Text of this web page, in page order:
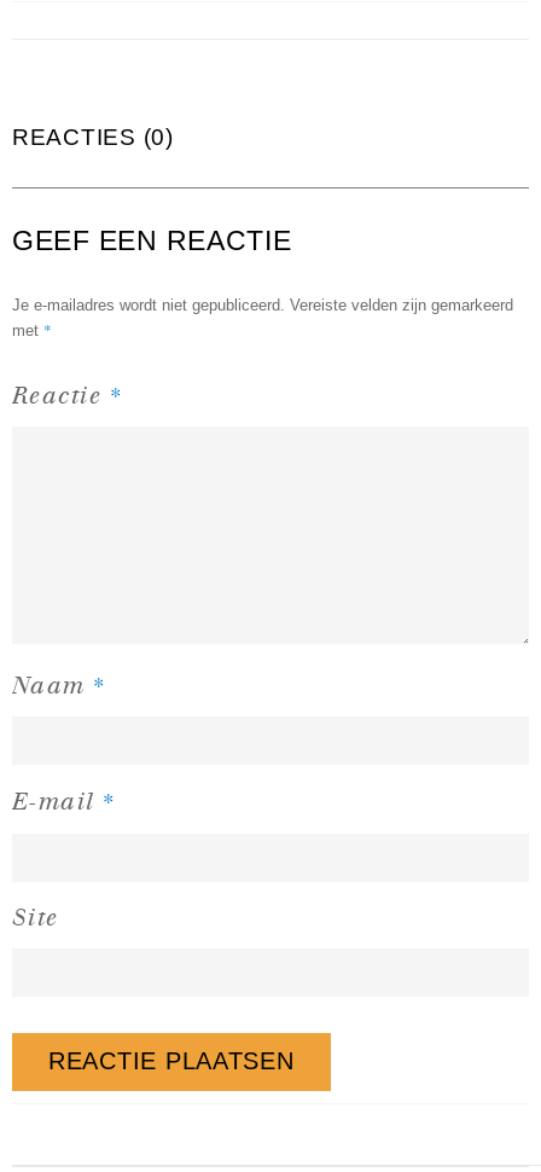
REACTIES (0)
GEEF EEN REACTIE
Je e-mailadres wordt niet gepubliceerd. Vereiste velden zijn gemarkeerd
met *
Reactie *
Naam *
E-mail *
Site